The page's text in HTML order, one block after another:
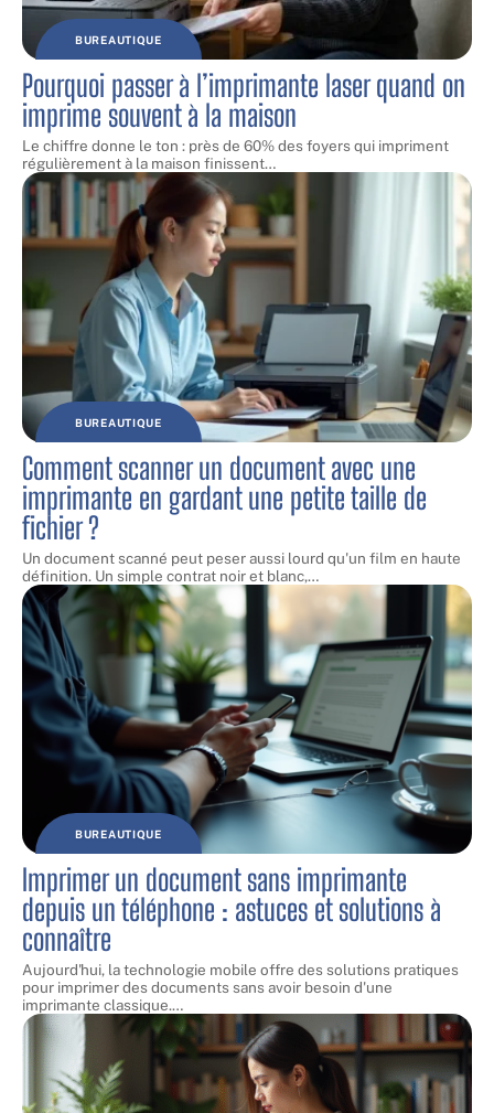
BUREAUTIQUE
Pourquoi passer à l’imprimante laser quand on
imprime souvent à la maison
Le chiffre donne le ton : près de 60% des foyers qui impriment
régulièrement à la maison finissent…
BUREAUTIQUE
Comment scanner un document avec une
imprimante en gardant une petite taille de
fichier ?
Un document scanné peut peser aussi lourd qu'un film en haute
définition. Un simple contrat noir et blanc,…
BUREAUTIQUE
Imprimer un document sans imprimante
depuis un téléphone : astuces et solutions à
connaître
Aujourd'hui, la technologie mobile offre des solutions pratiques
pour imprimer des documents sans avoir besoin d'une
imprimante classique.…